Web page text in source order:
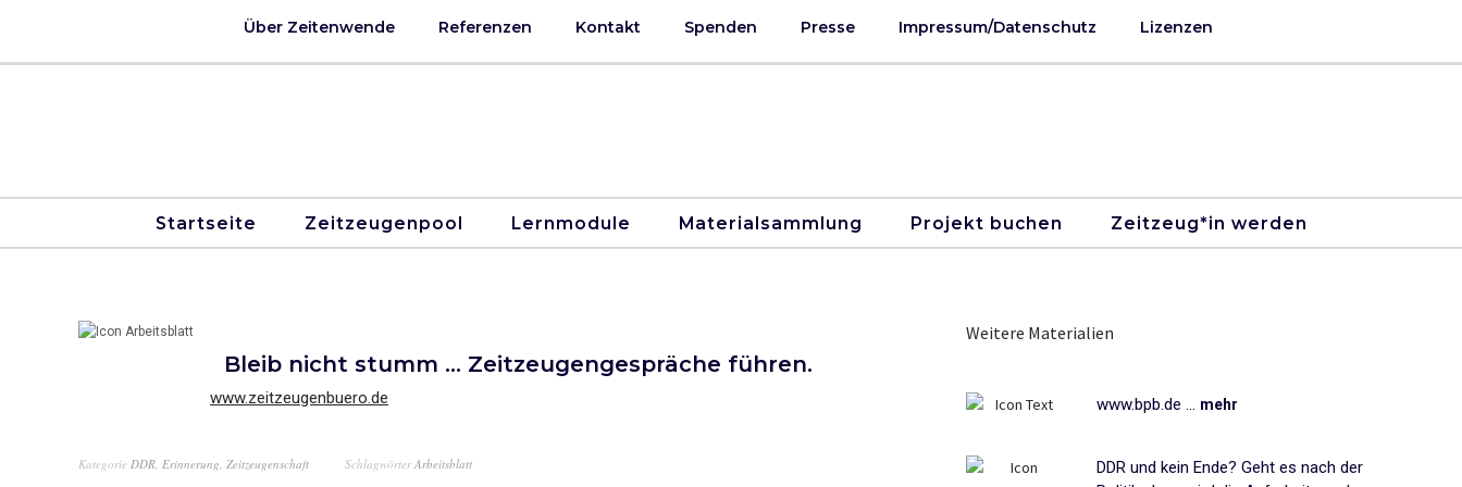
Über Zeitenwende Referenzen Kontakt Spenden Presse Impressum/Datenschutz Lizenzen
Startseite Zeitzeugenpool Lernmodule Materialsammlung Projekt buchen Zeitzeug*in werden
Bleib nicht stumm … Zeitzeugengespräche führen.
www.zeitzeugenbuero.de
Kategorie DDR, Erinnerung, Zeitzeugenschaft SchlagwörterArbeitsblatt
Weitere Materialien
www.bpb.de ... mehr
DDR und kein Ende? Geht es nach der